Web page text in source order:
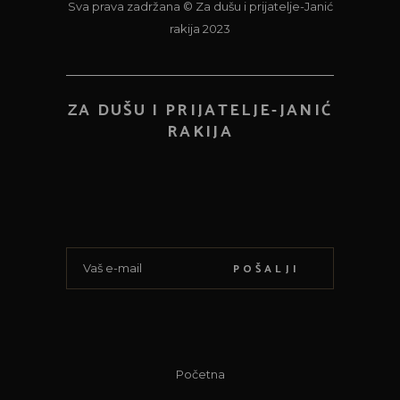
Sva prava zadržana © Za dušu i prijatelje-Janić
rakija 2023
ZA DUŠU I PRIJATELJE-JANIĆ
RAKIJA
POŠALJI
Početna